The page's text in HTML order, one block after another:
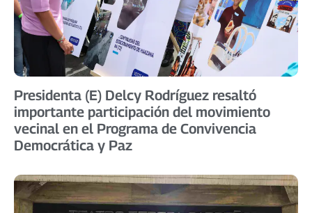
Presidenta (E) Delcy Rodríguez resaltó
importante participación del movimiento
vecinal en el Programa de Convivencia
Democrática y Paz